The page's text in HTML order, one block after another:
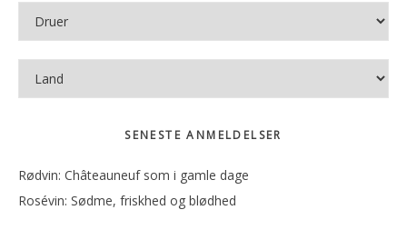
SENESTE ANMELDELSER
Rødvin: Châteauneuf som i gamle dage
Rosévin: Sødme, friskhed og blødhed